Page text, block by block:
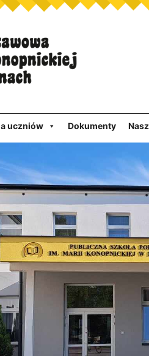
uczniów Dokumenty